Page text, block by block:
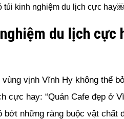
túi kinh nghiệm du lịch cực
du lịch
vịnh Vĩnh Hy không thể
cực hay: “Quán Cafe đẹp ở
bớt những ràng buộc vật chất